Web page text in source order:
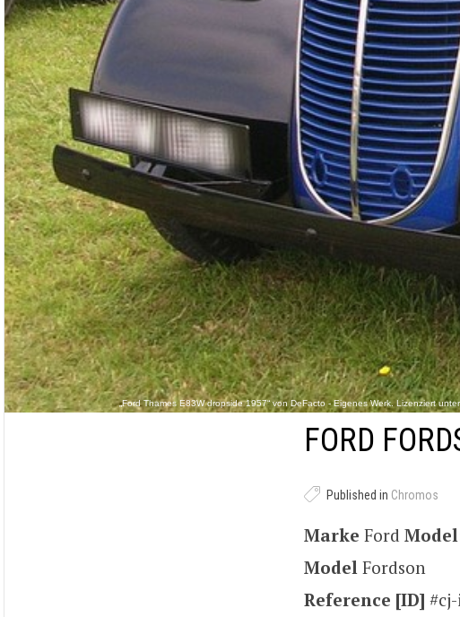
„Ford Thames E83W dropside 1957“ von DeFacto - Eigenes Werk. Lizenziert
FORD
Published in Chromos
Marke Ford
Model Fordson
Reference [ID]